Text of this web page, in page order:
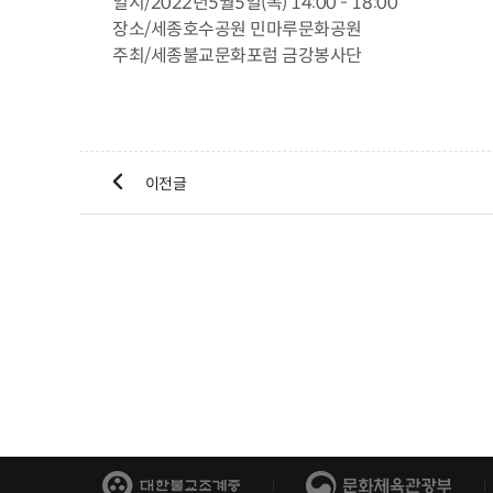
장소/세종호수공원 민마루문화공원
주최/세종불교문화포럼 금강봉사단
 이전글